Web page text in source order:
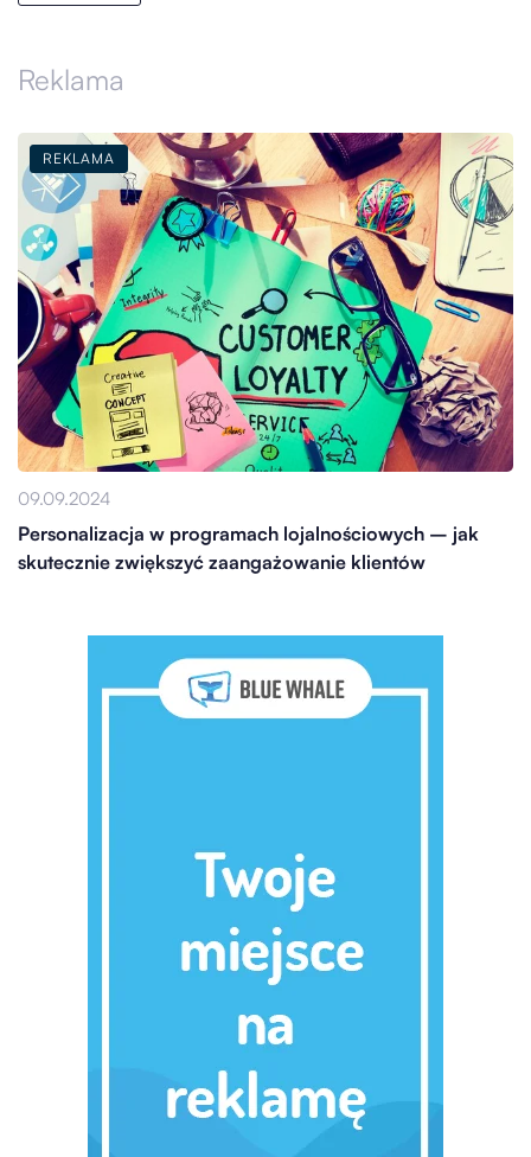
Reklama
REKLAMA
09.09.2024
Personalizacja w programach lojalnościowych – jak
skutecznie zwiększyć zaangażowanie klientów